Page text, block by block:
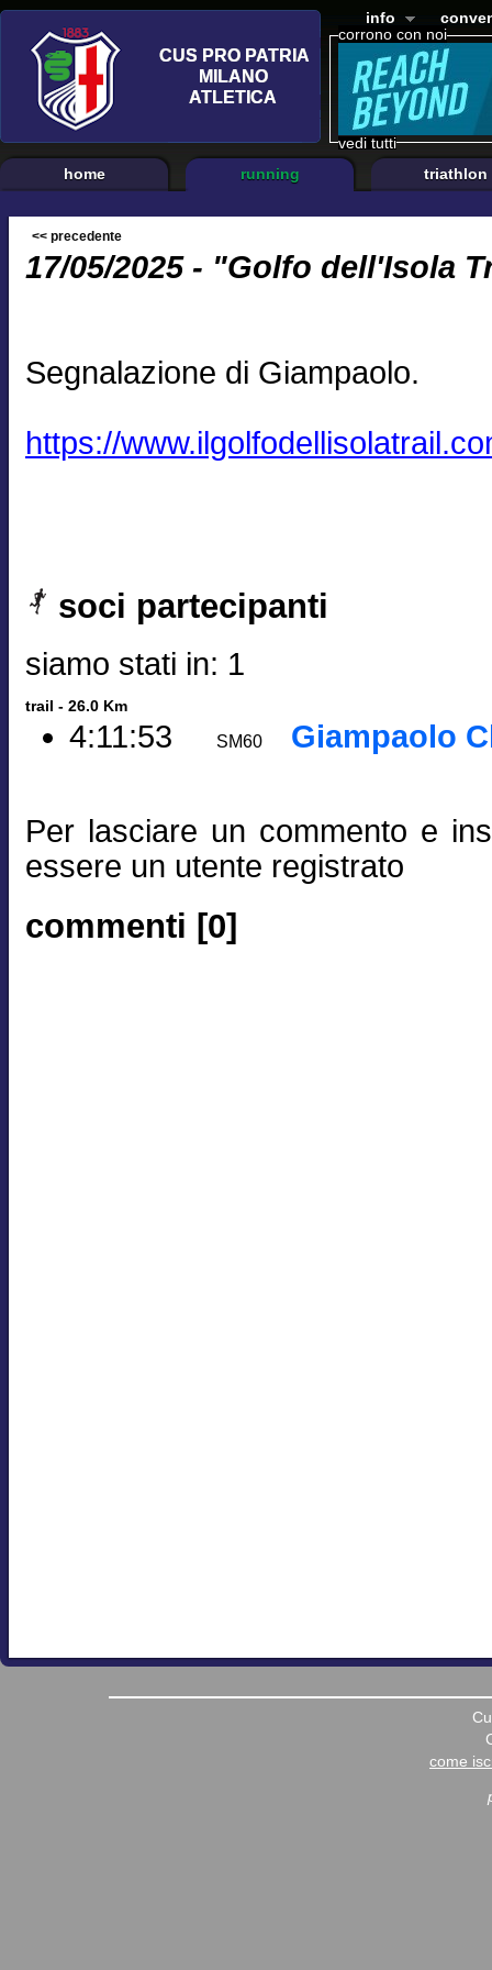
corrono con noi
vedi tutti
info
home running triathlon
<< precedente
17/05/2025 - "Golfo dell'Isola
Segnalazione di Giampaolo.
https://
soci partecipanti
siamo stati in: 1
trail - 26.0 Km
4:11:53 SM60 Giampaolo
Per lasciare un commento e
essere un utente registrato
commenti [0]
come